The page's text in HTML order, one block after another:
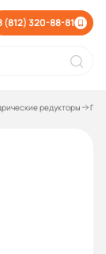
(812) 320-88-81
редукторы